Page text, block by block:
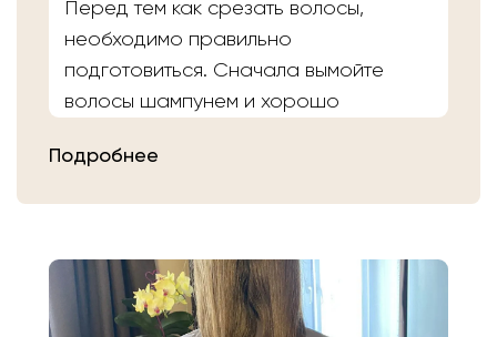
Перед тем как срезать волосы,
необходимо правильно
подготовиться. Сначала вымойте
волосы шампунем и хорошо
Затем плотно закрепите волосы
самостоятельно, то косичку
аккуратно уложите в пакет или бумагу.
Или просто приходите в салон «Банк
Подробнее